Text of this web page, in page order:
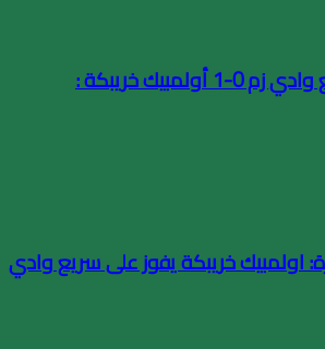
الجولة الثالثة : سريع وادي زم 0-1 أولمبيك خريبكة :
اولمبيك خريبكة يفوز على سريع وادي